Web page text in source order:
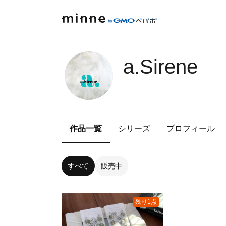
a.Sirene
作品一覧 シリーズ プロフィール
すべて 販売中
残り1点